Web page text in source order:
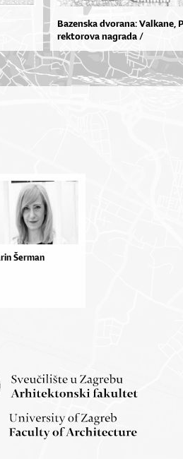
Bazenska dvorana: Valkane,
rektorova nagrada /
Šerman